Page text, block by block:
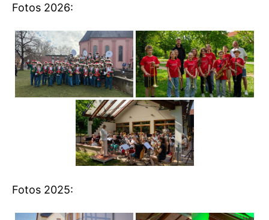
Fotos 2026:
Fotos 2025: